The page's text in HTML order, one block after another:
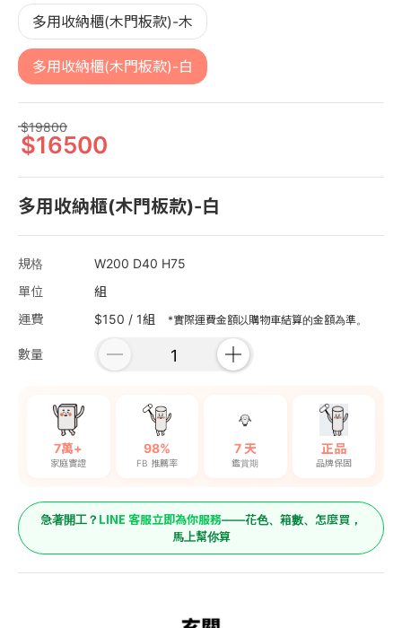
多用收納櫃(木門板款)-木
多用收納櫃(木門板款)-白
19800
16500
多用收納櫃(木門板款)-白
規格
W200 D40 H75
單位
組
運費
$150 / 1組 *實際運費金額以購物車結算的金額為準。
數量
7萬+
家庭實證
98%
FB 推薦率
7 天
鑑賞期
正品
品牌保固
急著開工？ LINE 客服立即為你服務——花色、箱數、怎麼買，
馬上幫你算